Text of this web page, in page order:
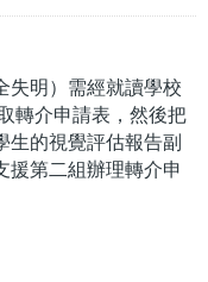
失明）需經就讀學校
轉介申請表，然後把
生的視覺評估報告副
援第二組辦理轉介申